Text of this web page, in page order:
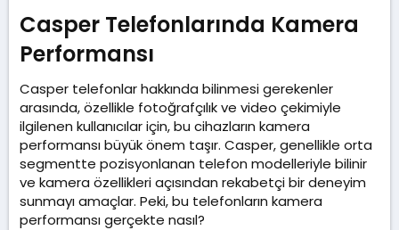
Casper Telefonlarında Kamera
Performansı​
Casper telefonlar hakkında bilinmesi gerekenler
arasında, özellikle fotoğrafçılık ve video çekimiyle
ilgilenen kullanıcılar için, bu cihazların kamera
performansı büyük önem taşır. Casper, genellikle orta
segmentte pozisyonlanan telefon modelleriyle bilinir
ve kamera özellikleri açısından rekabetçi bir deneyim
sunmayı amaçlar. Peki, bu telefonların kamera
performansı gerçekte nasıl?